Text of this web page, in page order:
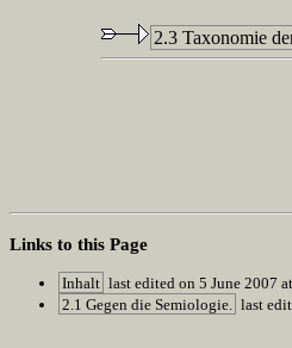
2.3 Taxonomie
Links to this Page
Inhalt last edited on 5 June 2007
2.1 Gegen die Semiologie.
last